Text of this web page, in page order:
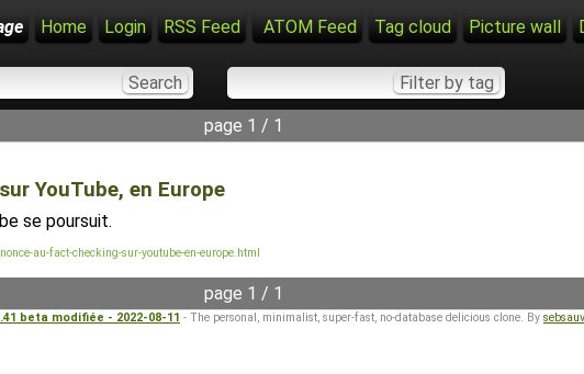
Home Login RSS Feed ATOM Feed Tag cloud Picture wall
page 1 / 1
YouTube, en Europe
se poursuit.
au-fact-checking-sur-youtube-en-europe.html
page 1 / 1
beta modifiée - 2022-08-11 - The personal, minimalist, super-fast, no-database delicious clone. By